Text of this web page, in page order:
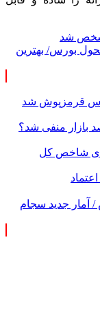
شد
مالی ۲۰۰۸، کلید تحول بورس/ بهترین
بازار منفی شد؟
بورس / آمار جدید سجام